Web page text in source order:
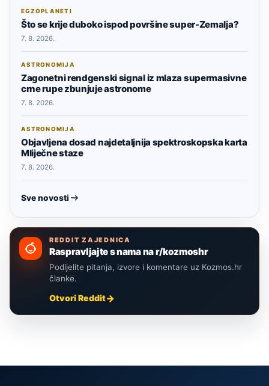
EGZOPLANETI
Što se krije duboko ispod površine super-Zemalja?
7. 8. 2026.
ASTRONOMIJA
Zagonetni rendgenski signal iz mlaza supermasivne
crne rupe zbunjuje astronome
7. 8. 2026.
ASTRONOMIJA
Objavljena dosad najdetaljnija spektroskopska karta
Mliječne staze
7. 8. 2026.
Sve novosti
REDDIT ZAJEDNICA
Raspravljajte s nama na r/kozmoshr
Podijelite pitanja, izvore i komentare uz Kozmos.hr
članke.
Otvori Reddit